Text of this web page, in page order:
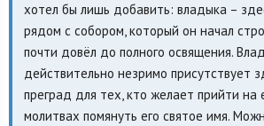
хотел бы лишь добавить: владыка –
рядом с собором, который он начал
почти довёл до полного освящения.
действительно незримо присутствует
преград для тех, кто желает прийти на
молитвах помянуть его святое имя.